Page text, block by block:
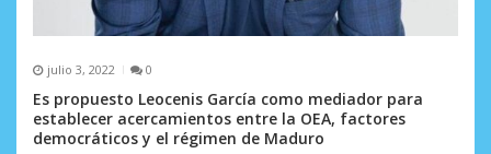
julio 3, 2022 0
Es propuesto Leocenis García como mediador para
establecer acercamientos entre la OEA, factores
democráticos y el régimen de Maduro